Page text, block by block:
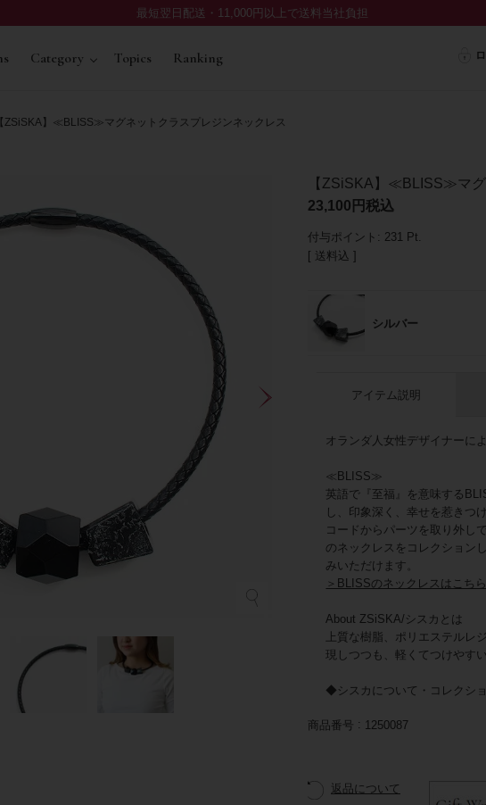
最短翌日配送・11,000円以上で送料当社負担
Category Topics Ranking
ZSiSKA】≪BLISS≫マグネットクラスプレジンネックレス
【ZSiSKA】≪BLISS≫マ
23,100
税込
付与ポイント: 231 Pt.
送料込
シルバー
アイテム説明
オランダ人女性デザイナーに
≪BLISS≫
英語で『至福』を意味する
し、印象深く、幸せを惹きつ
コードからパーツを取り外し
のネックレスをコレクション
みいただけます。
＞BLISSのネックレスはこち
About ZSiSKA/シスカとは
上質な樹脂、ポリエステルレ
現しつつも、軽くてつけやす
◆シスカについて・コレクシ
商品番号 1250087
返品について